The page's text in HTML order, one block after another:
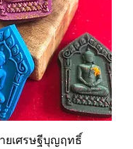
ยเศรษฐีบุญฤทธิ์